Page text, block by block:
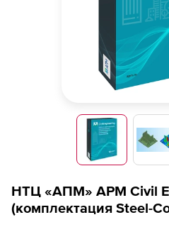
НТЦ «АПМ» APM Civil
(комплектация Steel-